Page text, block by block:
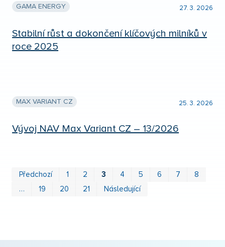
GAMA ENERGY 27. 3. 2026
Stabilní růst a dokončení klíčových milníků v
roce 2025
MAX VARIANT CZ 25. 3. 2026
Vývoj NAV Max Variant CZ – 13/2026
Předchozí 1 2 3 4 5 6 7
8
…
19 20 21 Následující